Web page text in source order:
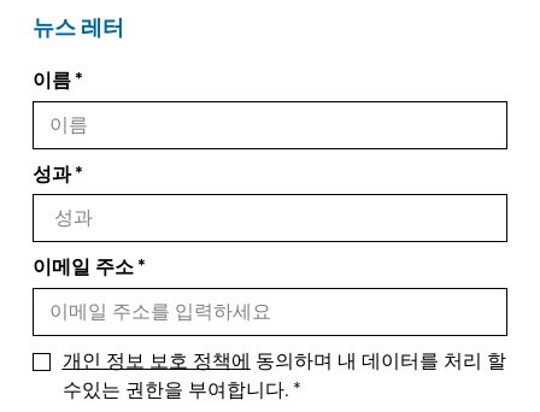
뉴스 레터
이름
성과
이메일 주소
개인 정보 보호 정책에 동의하며 내 데이터를 처리 할
수있는 권한을 부여합니다.